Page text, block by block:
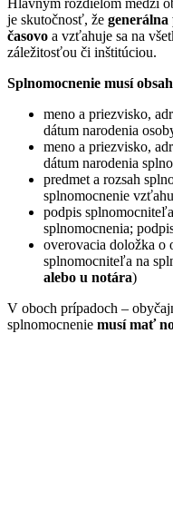
je skutočnosť, že generálna
časovo a vzťahuje sa na
záležitosťou či inštitúciou.
Splnomocnenie musí
meno a priezvisko,
dátum narodenia
meno a priezvisko,
dátum narodenia
predmet a rozsah
splnomocnenie
podpis
splnomocnenia;
overovacia doložka o
splnomocniteľa na
alebo u notára)
V oboch prípadoch –
splnomocnenie musí mať